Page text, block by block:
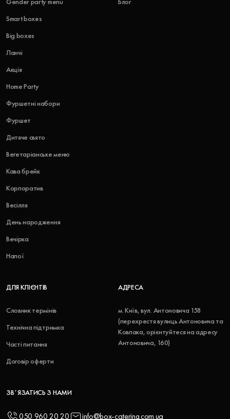
Gender party menu
Smart boxes
Big boxes
Ланчі
Акція
Home Party
Фуршетні набори
Фуршет
Дитяче свято
Вегетаріанське меню
Кава брейк
Корпоратив
Весілля
День народження
Вечірка
Напої
Блог
ДЛЯ КЛІЄНТІВ
Словник термінів
Технічна підтримка
Часті питання
Договір оферти
АДРЕСА
м. Київ, вул. Антоновича 158
(перехрестя вулиць Антоновича та
Ковпака, орієнтуйтеся на адресу
Антоновича, 160)
ЗВʼЯЗАТИСЬ З НАМИ
050 960 20 20 info@box-catering.com.ua